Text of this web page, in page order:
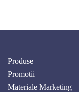
Produse
Promotii
Materiale Marketing